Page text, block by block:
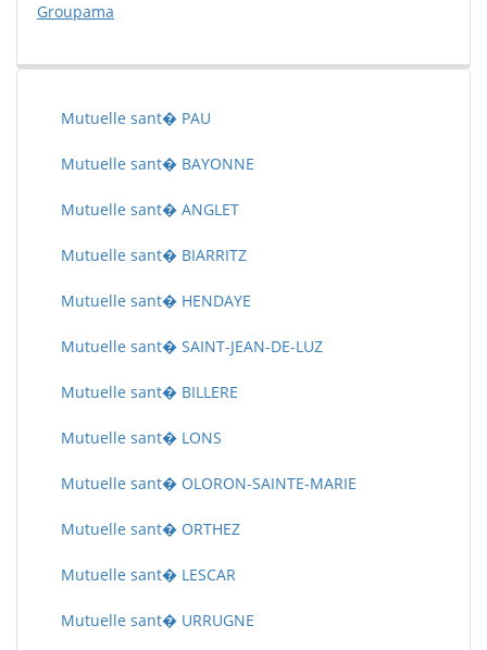
Groupama
Mutuelle sant� PAU
Mutuelle sant� BAYONNE
Mutuelle sant� ANGLET
Mutuelle sant� BIARRITZ
Mutuelle sant� HENDAYE
Mutuelle sant� SAINT-JEAN-DE-LUZ
Mutuelle sant� BILLERE
Mutuelle sant� LONS
Mutuelle sant� OLORON-SAINTE-MARIE
Mutuelle sant� ORTHEZ
Mutuelle sant� LESCAR
Mutuelle sant� URRUGNE